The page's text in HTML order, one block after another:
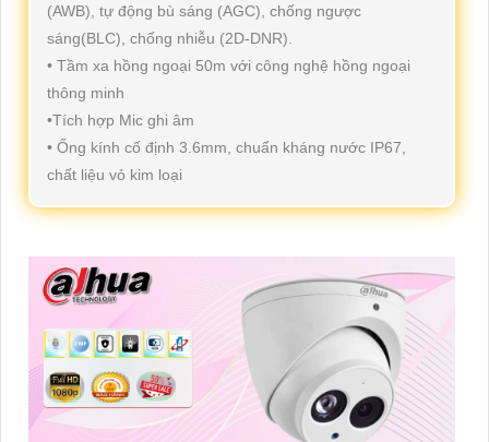
(AWB), tự động bù sáng (AGC), chống ngược
sáng(BLC), chống nhiễu (2D-DNR).
• Tầm xa hồng ngoại 50m với công nghệ hồng ngoại
thông minh
•Tích hợp Mic ghi âm
• Ống kính cố định 3.6mm, chuẩn kháng nước IP67,
chất liệu vỏ kim loại